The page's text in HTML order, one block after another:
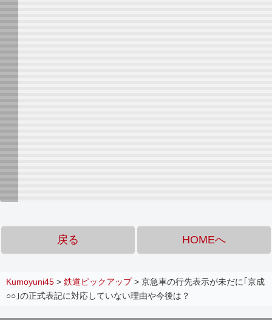
戻る HOMEへ
Kumoyuni45 > 鉄道ピックアップ> 京急車の行先表示が未だに｢京成
○○｣の正式表記に対応していない理由や今後は？